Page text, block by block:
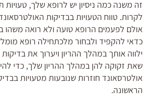
זה משנה כמה ניסיון יש לרופא שלך, טעויות
לקרות. טווח הטעויות בבדיקות
אולם לפעמים הרופא טועה ולא רואה משהו
כדאי להקפיד ולבחור מלכתחילה רופא
ילווה אותך במהלך ההריון ויערוך את
שאת זקוקה להן במהלך ההריון שלך, כדי
אולטרסאונד חוזרות שנובעות מטעויות
הראשונה.